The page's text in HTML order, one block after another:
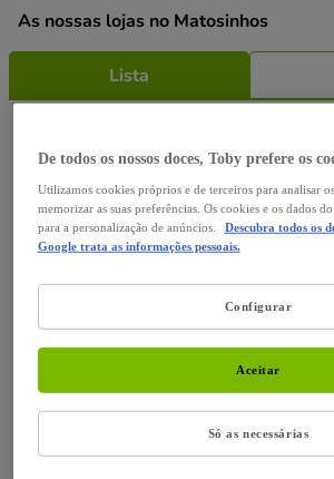
As nossas lojas no Matosinhos
Lista
4,4
885 Avaliações
Aberto agoraFecha às 23:00
Hora
Mais lojas
Por região
Coimbra
Distrito de Évora
Faro
De todos os nossos doces, Toby prefere os
Utilizamos cookies próprios e de terceiros para analisar
memorizar as suas preferências. Os cookies e os dados
para a personalização de anúncios.
Descubra todos os
Google trata as informações pessoais.
Configurar
Só as necessárias
Aceitar